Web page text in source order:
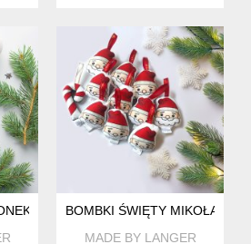
OSKARBOMBKI ŚWIĘTY MIKOŁAJ -
MADE BY LANGER